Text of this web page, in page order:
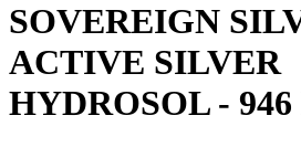
SOVEREIGN
ACTIVE SILVER
HYDROSOL -